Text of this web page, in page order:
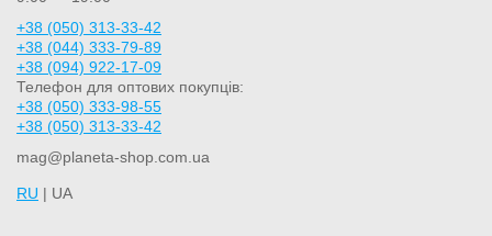
+38 (050) 313-33-42
+38 (044) 333-79-89
+38 (094) 922-17-09
Телефон для оптових покупців:
+38 (050) 333-98-55
+38 (050) 313-33-42
mag@planeta-shop.com.ua
RU | UA